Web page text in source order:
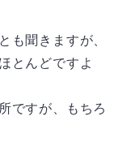
も聞きますが、
とんどですよ
ですが、もちろ